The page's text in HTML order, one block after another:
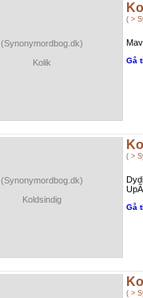
(Synonymordbog.dk)
Kolik
( >
Gå
(Synonymordbog.dk)
Koldsindig
( >
Gå
( >